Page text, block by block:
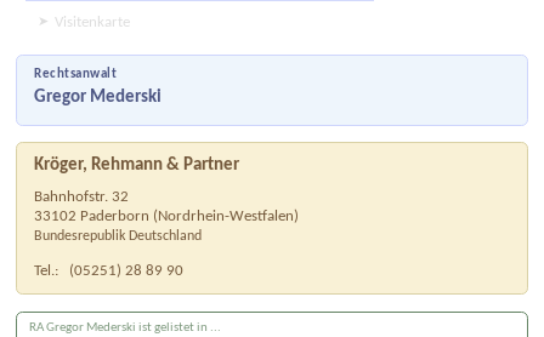
Visitenkarte
Rechtsanwalt
Gregor Mederski
Kröger, Rehmann & Partner
Bahnhofstr. 32
33102 Paderborn (Nordrhein-Westfalen)
Bundesrepublik Deutschland
Tel.: (05251) 28 89 90
RA Gregor Mederski ist gelistet in ...